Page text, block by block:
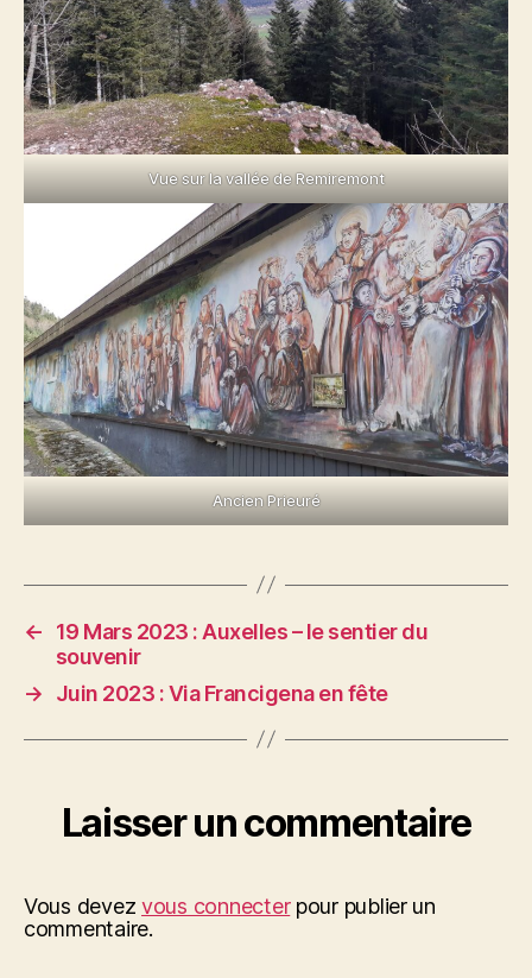
Vue sur la vallée de Remiremont
Ancien Prieuré
←
19 Mars 2023 : Auxelles – le sentier du
souvenir
→
Juin 2023 : Via Francigena en fête
Laisser un commentaire
Vous devezvous connecterpour publier un
commentaire.